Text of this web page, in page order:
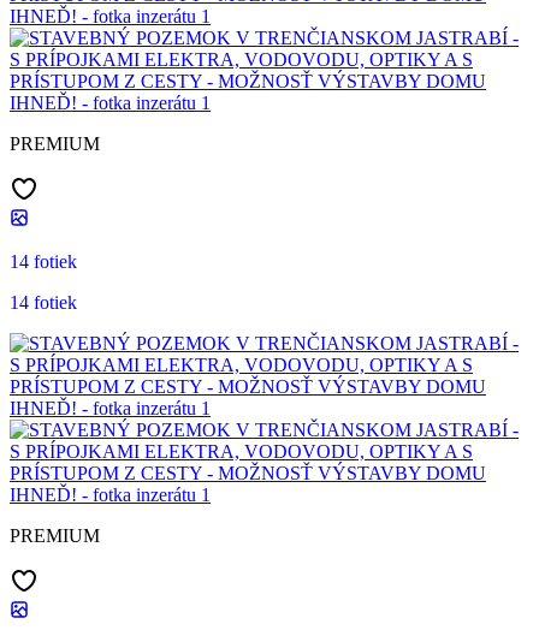
PREMIUM
14 fotiek
14 fotiek
PREMIUM